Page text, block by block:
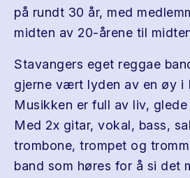
på rundt 30 år, med
midten av 20-årene til
Stavangers eget reggae
gjerne vært lyden av en øy i
Musikken er full av liv,
Med 2x gitar, vokal, bass,
trombone, trompet og
band som høres for å si det